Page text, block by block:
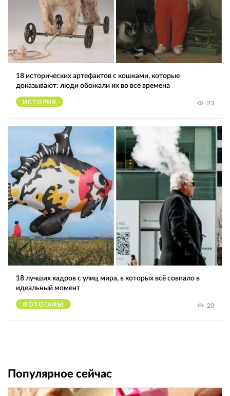
18 исторических артефактов с кошками, которые
доказывают: люди обожали их во все времена
ИСТОРИЯ 23
18 лучших кадров с улиц мира, в которых всё совпало в
идеальный момент
ФОТОГАФЫ 20
Популярное сейчас